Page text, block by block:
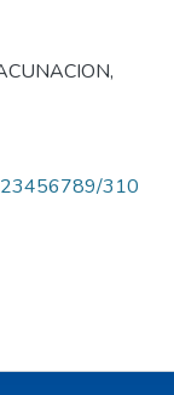
,
310